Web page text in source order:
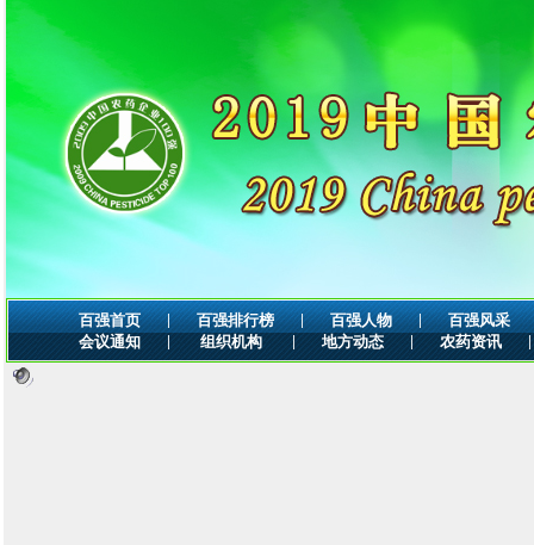
百强首页 | 百强排行榜 | 百强人物 |
百强风采
会议通知
| 组织机构 | 地方动态 | 农药资讯 |